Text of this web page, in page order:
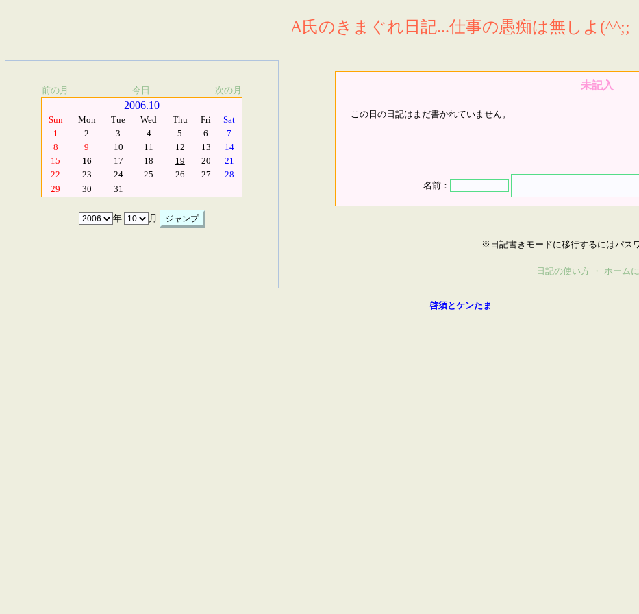
A氏のきまぐれ日記...仕事の愚痴は無しよ(^^;;
前の月 今日 次の月
2006.10
Sun Mon Tue Wed Thu Fri
Sat
1
2 3 4 5 6
7
8
9 10 11 12 13
14
15
16 17 18 19 20
21
22
23 24 25 26 27
28
29
30 31
年 月
未記入
この日の日記はまだ書かれていません。
名前：
※日記書きモードに移行するにはパス
日記の使い方 ・ ホーム
啓須とケンたま